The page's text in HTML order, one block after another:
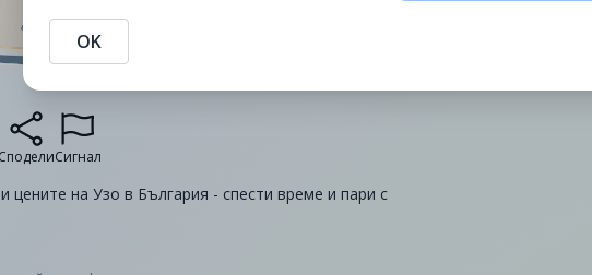
СподелиСигнал
на Узо в България - спести време и пари с
OK